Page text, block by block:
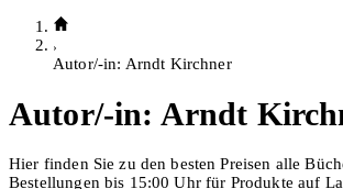
Autor/-in: Arndt Kirchner
Autor/-in: Arndt
Hier finden Sie zu den besten Preisen alle
Bestellungen bis 15:00 Uhr für Produkte auf